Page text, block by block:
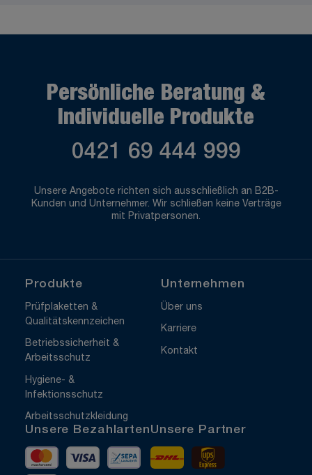
Persönliche Beratung &
Individuelle Produkte
0421 69 444 999
Unsere Angebote richten sich ausschließlich an B2B-
Kunden und Unternehmer. Wir schließen keine Verträge
mit Privatpersonen.
Produkte
Prüfplaketten &
Qualitätskennzeichen
Betriebssicherheit &
Arbeitsschutz
Hygiene- &
Infektionsschutz
Arbeitsschutzkleidung
Unternehmen
Über uns
Karriere
Kontakt
Unsere Bezahlarten
MastercardVisa Vorkasse
Unsere Partner
DHL